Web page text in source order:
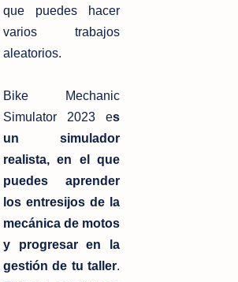
que puedes hacer
varios trabajos
aleatorios.
Bike Mechanic
Simulator 2023 es
un simulador
realista, en el que
puedes aprender
los entresijos de la
mecánica de motos
y progresar en la
gestión de tu taller.